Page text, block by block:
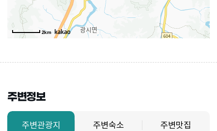
2km
주변정보
주변관광지 주변숙소 주변맛집